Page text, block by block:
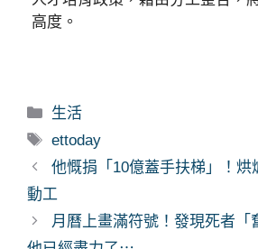
高度。
分
類
生活
標
籤
ettoday
他慨捐「10億蓋手扶梯」！烘
動工
月曆上畫滿符號！發現死者「